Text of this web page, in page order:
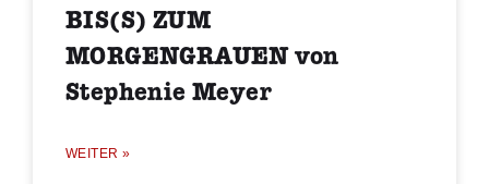
BIS(S) ZUM
MORGENGRAUEN von
Stephenie Meyer
WEITER »